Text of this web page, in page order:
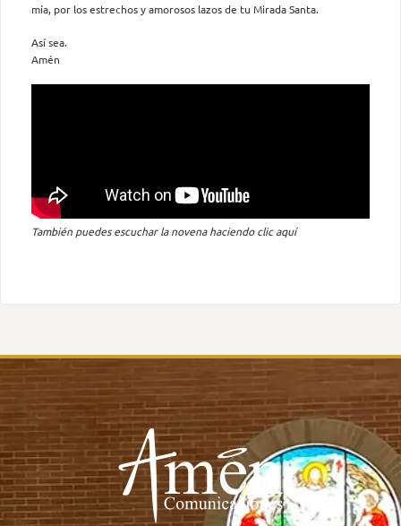
mía, por los estrechos y amorosos lazos de tu Mirada Santa.
Así sea.
Amén
También puedes escuchar la novena haciendo clic aquí